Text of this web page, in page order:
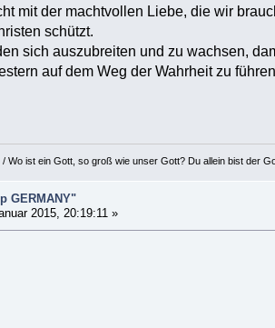
mit der machtvollen Liebe, die wir
schützt.
sich auszubreiten und zu wachsen,
auf dem Weg der Wahrheit zu
Wo ist ein Gott, so groß wie unser Gott? Du allein bist der
GERMANY"
2015, 20:19:11 »